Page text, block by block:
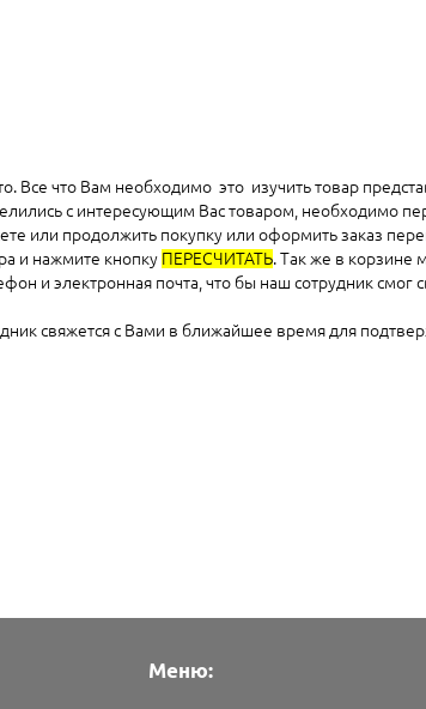
что Вам необходимо это изучить товар
с интересующим Вас товаром, необходимо
или продолжить покупку или оформить заказ
и нажмите кнопку ПЕРЕСЧИТАТЬ. Так же в корзине
и электронная почта, что бы наш сотрудник смог
свяжется с Вами в ближайшее время для
Меню: